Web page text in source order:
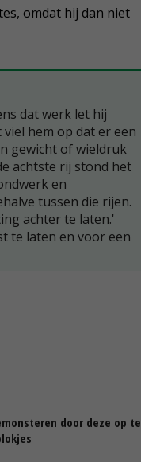
omdat hij dan niet
dat werk let hij
hem op dat er een
gewicht of wieldruk
achtste rij stond het
en
tussen die rijen.
achter te laten.'
te laten en voor een
door deze op te